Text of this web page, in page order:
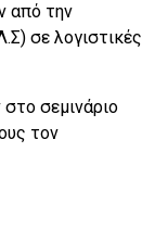
από την
σε λογιστικές
σεμινάριο
τον